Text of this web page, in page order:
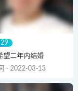
29
望二年内结婚
· 2022-03-13